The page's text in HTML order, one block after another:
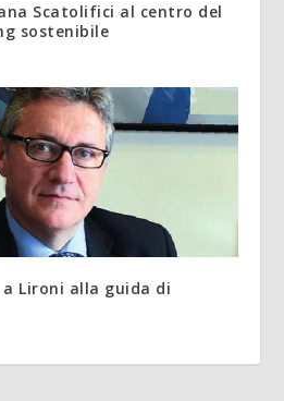
Scatolifici al centro del
sostenibile
Lironi alla guida di